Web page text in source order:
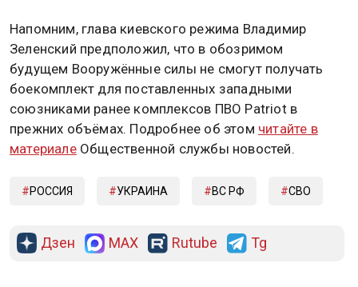
Напомним, глава киевского режима Владимир
Зеленский предположил, что в обозримом
будущем Вооружённые силы не смогут получать
боекомплект для поставленных западными
союзниками ранее комплексов ПВО Patriot в
прежних объёмах. Подробнее об этом читайте в
материалеОбщественной службы новостей.
РОССИЯ УКРАИНА ВС РФ СВО
Дзен MAX Rutube Tg